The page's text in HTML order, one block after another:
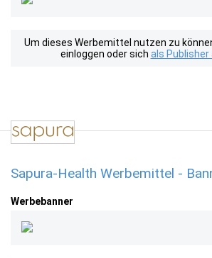
Um dieses Werbemittel nutzen zu
einloggen oder sich als Publisher
Sapura-Health Werbemittel -
Werbebanner